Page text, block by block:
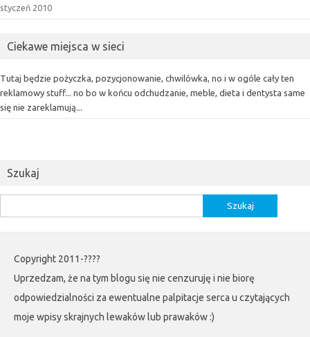
styczeń 2010
Ciekawe miejsca w sieci
Tutaj będzie pożyczka, pozycjonowanie, chwilówka, no i w ogóle cały ten
reklamowy stuff... no bo w końcu odchudzanie, meble, dieta i dentysta same
się nie zareklamują...
Szukaj
Copyright 2011-????
Uprzedzam, że na tym blogu się nie cenzuruję i nie biorę
odpowiedzialności za ewentualne palpitacje serca u czytających
moje wpisy skrajnych lewaków lub prawaków :)